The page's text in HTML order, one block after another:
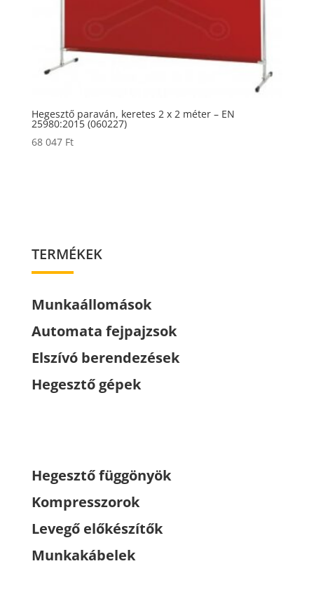
Hegesztő paraván, keretes 2 x 2 méter – EN
25980:2015 (060227)
68 047 Ft
TERMÉKEK
Munkaállomások
Automata fejpajzsok
Elszívó berendezések
Hegesztő gépek
Hegesztő függönyök
Kompresszorok
Levegő előkészítők
Munkakábelek